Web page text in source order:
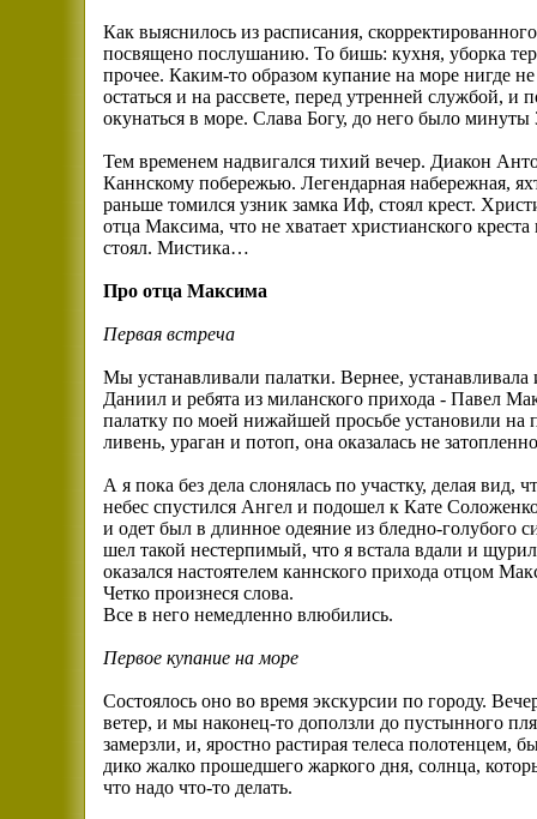
Как выяснилось из расписания,
посвящено послушанию. То бишь: кухня, уборка
прочее. Каким-то образом купание на море нигде
остаться и на рассвете, перед утренней службой, и
окунаться в море. Слава Богу, до него было
Тем временем надвигался тихий вечер. Диакон
Каннскому побережью. Легендарная набережная,
раньше томился узник замка Иф, стоял крест.
отца Максима, что не хватает христианского
стоял. Мистика…
Про отца Максима
Первая встреча
Мы устанавливали палатки. Вернее,
Даниил и ребята из миланского прихода - Павел
палатку по моей нижайшей просьбе установили на
ливень, ураган и потоп, она оказалась не
А я пока без дела слонялась по участку, делая
небес спустился Ангел и подошел к Кате
и одет был в длинное одеяние из бледно-голубого
шел такой нестерпимый, что я встала вдали и
оказался настоятелем каннского прихода отцом
Четко произнеся слова.
Все в него немедленно влюбились.
Первое купание на море
Состоялось оно во время экскурсии по городу.
ветер, и мы наконец-то доползли до пустынного
замерзли, и, яростно растирая телеса полотенцем,
дико жалко прошедшего жаркого дня, солнца,
что надо что-то делать.